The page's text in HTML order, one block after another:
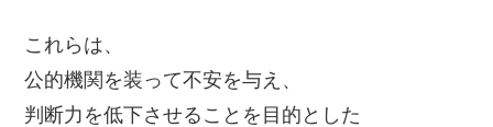
これらは、
公的機関を装って不安を与え、
判断力を低下させることを目的とした